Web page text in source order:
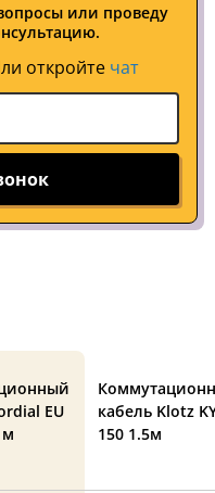
или проведу
откройте чат
EU
м
кабель Klotz
150 1.5м